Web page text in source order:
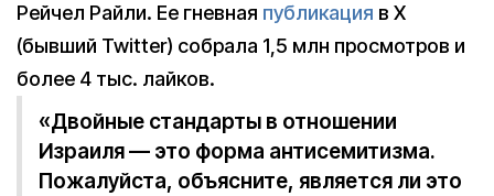
Рейчел Райли. Ее гневная публикация в X
(бывший Twitter) собрала 1,5 млн просмотров и
более 4 тыс. лайков.
«Двойные стандарты в отношении
Израиля — это форма антисемитизма.
Пожалуйста, объясните, является ли это